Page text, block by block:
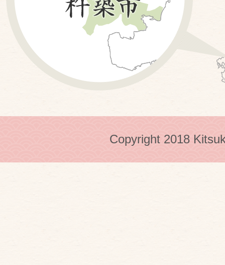
Copyright 2018